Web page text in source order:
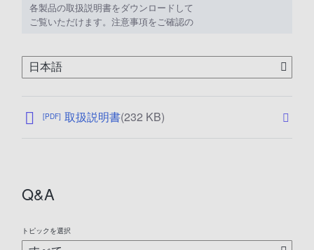
各製品の取扱説明書をダウンロードして
ご覧いただけます。注意事項をご確認の
[PDF] 取扱説明書(232 KB)公
/
Q&A
トピックを選択